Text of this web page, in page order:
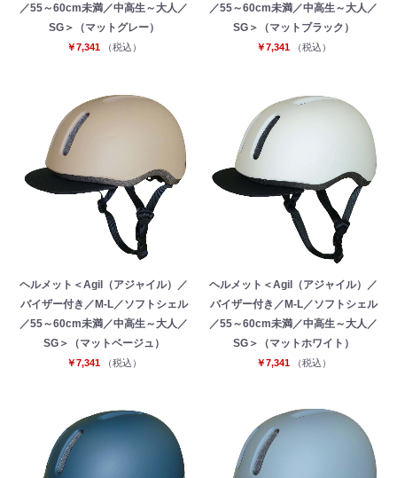
／55～60cm未満／中高生～大人／
SG＞（マットグレー）
￥7,341 （税込）
／55～60cm未満／中高生～大人／
SG＞（マットブラック）
￥7,341 （税込）
ヘルメット＜Agil（アジャイル）／
バイザー付き／M-L／ソフトシェル
／55～60cm未満／中高生～大人／
SG＞（マットベージュ）
￥7,341 （税込）
ヘルメット＜Agil（アジャイル）／
バイザー付き／M-L／ソフトシェル
／55～60cm未満／中高生～大人／
SG＞（マットホワイト）
￥7,341 （税込）